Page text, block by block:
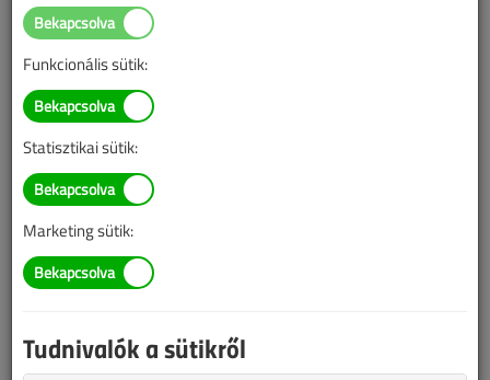
Szűcs Péter
1236 |
Szobatermosztátok villanyszerelői szemmel
Funkcionális sütik:
Statisztikai sütik:
Marketing sütik:
Tudnivalók a sütikről